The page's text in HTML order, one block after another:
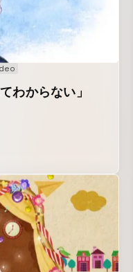
わからない」